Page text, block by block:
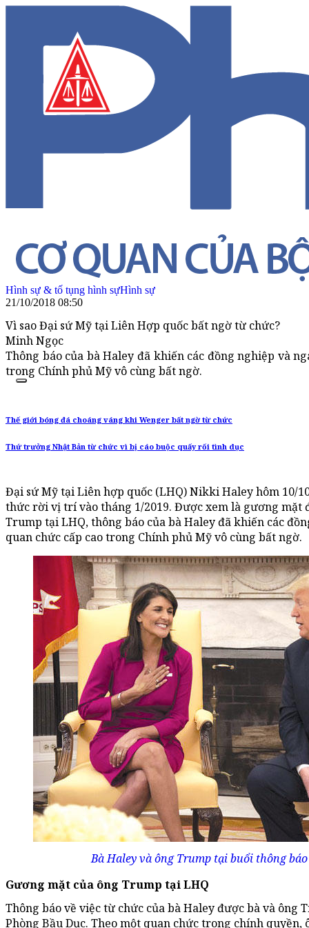
Hình sự & tố tụng hình sựHình sự
21/10/2018 08:50
Vì sao Đại sứ Mỹ tại Liên Hợp quốc bất ngờ từ chức?
Minh Ngọc
Thông báo của bà Haley đã khiến các đồng nghiệp và
trong Chính phủ Mỹ vô cùng bất ngờ.
Thế giới bóng đá choáng váng khi Wenger bất ngờ từ chức
Thứ trưởng Nhật Bản từ chức vì bị cáo buộc quấy rối tình dục
Đại sứ Mỹ tại Liên hợp quốc (LHQ) Nikki Haley hôm 10/
thức rời vị trí vào tháng 1/2019. Được xem là gương mặt
Trump tại LHQ, thông báo của bà Haley đã khiến các
quan chức cấp cao trong Chính phủ Mỹ vô cùng bất ngờ.
Bà Haley và ông Trump tại buổi thông
Gương mặt của ông Trump tại LHQ
Thông báo về việc từ chức của bà Haley được bà và ông
Phòng Bầu Dục. Theo một quan chức trong chính